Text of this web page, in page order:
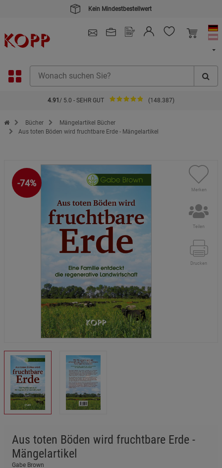
Kein Mindestbestellwert
4.91 / 5.0 - SEHR GUT (148.387)
Zur Startseite des Kopp Verlag Online-Shop
Bücher
Mängelartikel Bücher
Aus toten Böden wird fruchtbare Erde - Mängelartikel
-74%
Merken
Teilen
Drucken
Aus toten Böden wird fruchtbare Erde -
Mängelartikel
Gabe Brown